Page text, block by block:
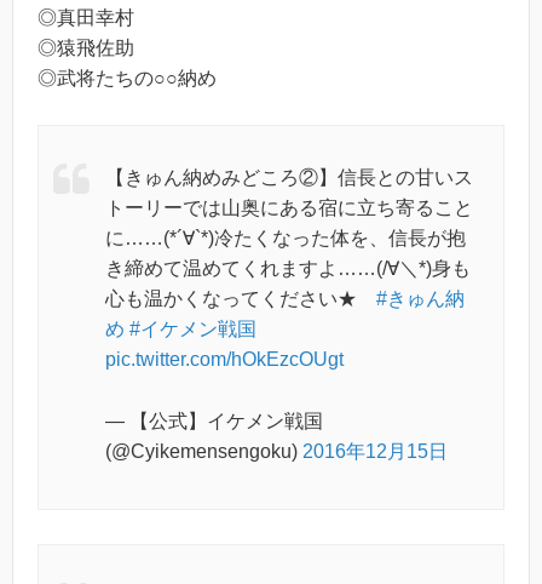
◎真田幸村
◎猿飛佐助
◎武将たちの○○納め
【きゅん納めみどころ②】信長との甘いス
トーリーでは山奥にある宿に立ち寄ること
に……(*´∀`*)冷たくなった体を、信長が抱
き締めて温めてくれますよ……(/∀＼*)身も
心も温かくなってください★ #きゅん納
め #イケメン戦国
pic.twitter.com/hOkEzcOUgt
— 【公式】イケメン戦国
(@Cyikemensengoku) 2016年12月15日